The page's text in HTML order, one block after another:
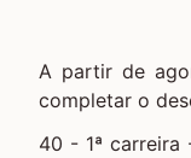
A partir de
completar o
40 - 1ª